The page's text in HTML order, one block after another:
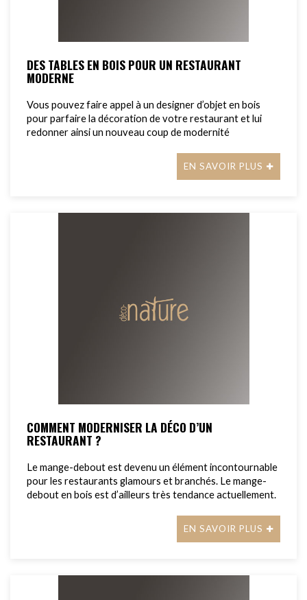
DES TABLES EN BOIS POUR UN RESTAURANT
MODERNE
Vous pouvez faire appel à un designer d’objet en bois
pour parfaire la décoration de votre restaurant et lui
redonner ainsi un nouveau coup de modernité
EN SAVOIR PLUS
COMMENT MODERNISER LA DÉCO D’UN
RESTAURANT ?
Le mange-debout est devenu un élément incontournable
pour les restaurants glamours et branchés. Le mange-
debout en bois est d’ailleurs très tendance actuellement.
EN SAVOIR PLUS